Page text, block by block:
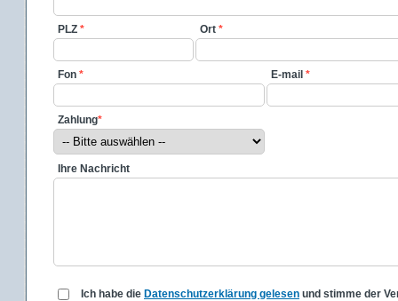
PLZ * Ort *
Fon * E-mail *
Zahlung*
Ihre Nachricht
Ich habe die Datenschutzerklärung gelesen und stimme der